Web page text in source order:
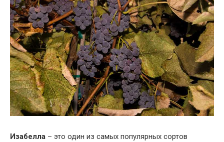
Изабелла – это один из самых популярных сортов